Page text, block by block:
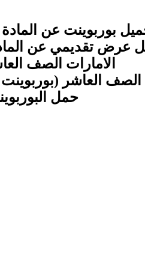
بوربوينت عن
عرض تقديمي عن
الامارات الصف
الصف العاشر
حمل